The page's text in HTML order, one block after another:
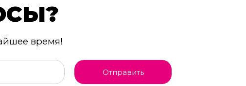
Отправить
время!